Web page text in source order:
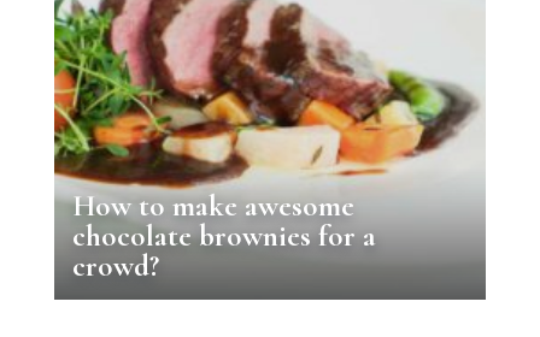
How to make awesome
chocolate brownies for a
crowd?